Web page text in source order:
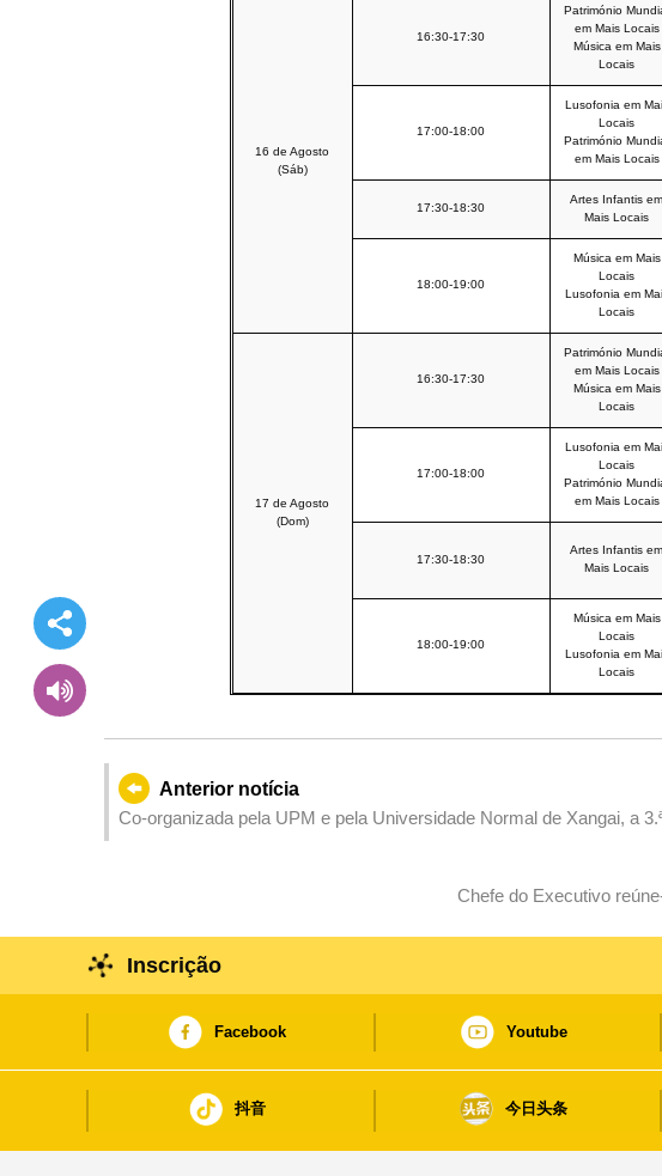
16 de Agosto
(Sáb)
16:30-17:30
Património
em Mais Locais
Música em Mais
Locais
17:00-18:00
Lusofonia em
Locais
Património
em Mais Locais
17:30-18:30
Artes Infantis em
Mais Locais
18:00-19:00
Música em Mais
Locais
Lusofonia em
Locais
17 de Agosto
(Dom)
16:30-17:30
Património
em Mais Locais
Música em Mais
Locais
17:00-18:00
Lusofonia em
Locais
Património
em Mais Locais
17:30-18:30
Artes Infantis em
Mais Locais
18:00-19:00
Música em Mais
Locais
Lusofonia em
Locais
Anterior notícia
Co-organizada pela UPM e pela Universidade Normal de Xangai, a
Chefe do Executivo
Inscrição
Facebook Youtube
抖音 今日头条